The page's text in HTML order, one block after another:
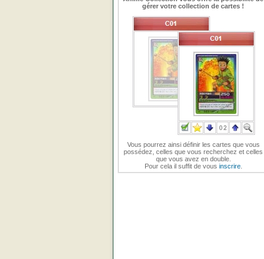
gérer votre collection de cartes !
Vous pourrez ainsi définir les cartes que vous
possédez, celles que vous recherchez et celles
que vous avez en double.
Pour cela il suffit de vous inscrire.